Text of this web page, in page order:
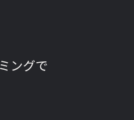
ングで